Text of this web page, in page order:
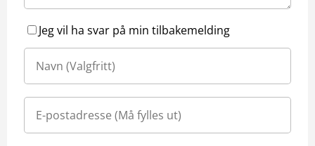
Jeg vil ha svar på min tilbakemelding